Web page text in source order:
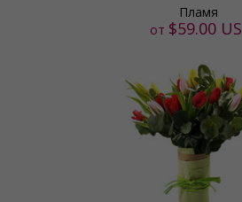
Пламя
от $59.00 US